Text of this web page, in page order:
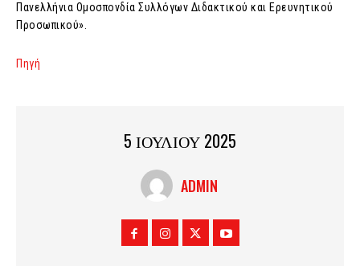
Πανελλήνια Ομοσπονδία Συλλόγων Διδακτικού και Ερευνητικού
Προσωπικού».
Πηγή
5 ΙΟΥΛΙΟΥ 2025
ADMIN